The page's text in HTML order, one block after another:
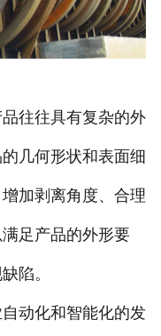
往往具有复杂的外
几何形状和表面细
加剥离角度、合理
足产品的外形要
陷。
动化和智能化的发